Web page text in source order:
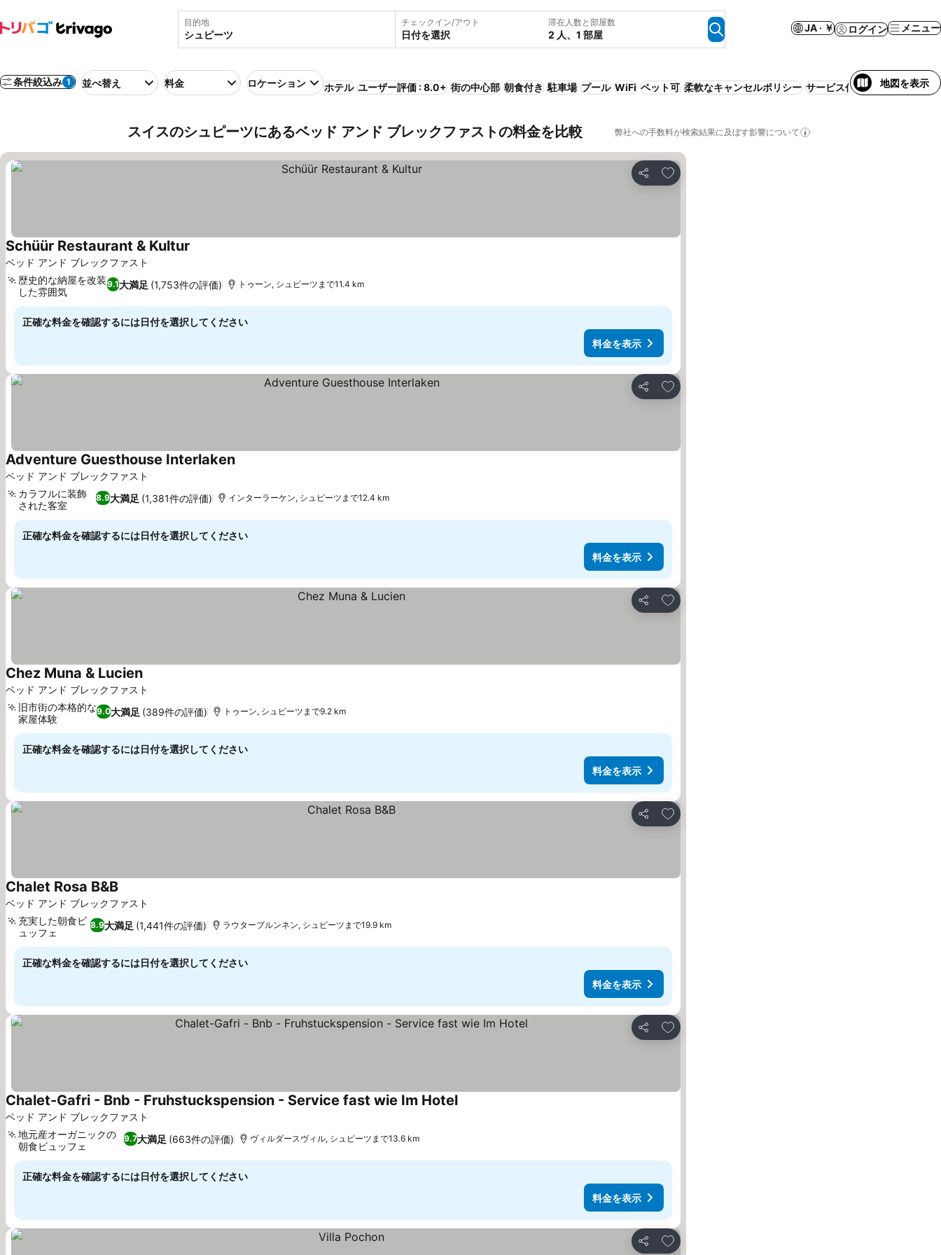
目的地 チェックイン/アウト
日付を選択
滞在人数と部屋数
2 人、1 部屋
JA · ￥ ログイン メニュー
条件絞込み 1 並べ替え 料金 ロケーション ホテル ユーザー評価 : 8.0+ 街の中心部 朝食付き 駐車場 プール WiFi ペット可 柔軟なキャンセルポリシー サービス付きアパートメント
地図を表示
スイスのシュピーツにあるベッド アンド ブレックファストの料金を比較 弊社への手数料が検索結果に及ぼす影響について
シェア
お気に入りに追加
ベッド アンド ブレックファスト
Schüür Restaurant & Kultur
9.1大満足 (1,753件の評価)
歴史的な納屋を改装
した雰囲気
トゥーン, シュピーツまで11.4 km
正確な料金を確認するには日付を選択してください
料金を表示
シェア
お気に入りに追加
ベッド アンド ブレックファスト
Adventure Guesthouse Interlaken料金を表示
8.9大満足 (1,381件の評価)
カラフルに装飾
された客室
インターラーケン, シュピーツまで12.4 km
正確な料金を確認するには日付を選択してください
料金を表示
シェア
お気に入りに追加
ベッド アンド ブレックファスト
Chez Muna & Lucien料金を表示
9.0大満足 (389件の評価)
旧市街の本格的な
家屋体験
トゥーン, シュピーツまで9.2 km
正確な料金を確認するには日付を選択してください
料金を表示
シェア
お気に入りに追加
ベッド アンド ブレックファスト
Chalet Rosa B&B料金を表示
8.9大満足 (1,441件の評価)
充実した朝食ビ
ュッフェ
ラウターブルンネン, シュピーツまで19.9 km
正確な料金を確認するには日付を選択してください
料金を表示
シェア
お気に入りに追加
ベッド アンド ブレックファスト
Chalet-Gafri - Bnb - Fruhstuckspension - Service fast wie Im Hotel料金を表示
9.7大満足 (663件の評価)
地元産オーガニックの
朝食ビュッフェ
ヴィルダースヴィル, シュピーツまで13.6 km
正確な料金を確認するには日付を選択してください
料金を表示
シェア
お気に入りに追加